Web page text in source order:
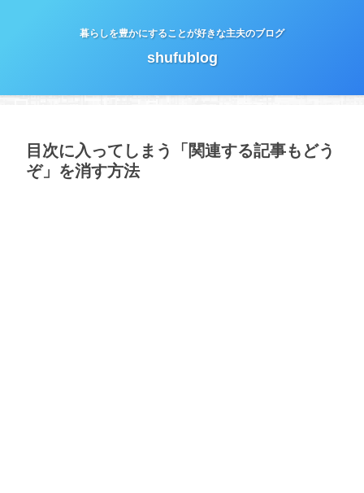
暮らしを豊かにすることが好きな主夫のブログ
shufublog
目次に入ってしまう「関連する記事もどう
ぞ」を消す方法